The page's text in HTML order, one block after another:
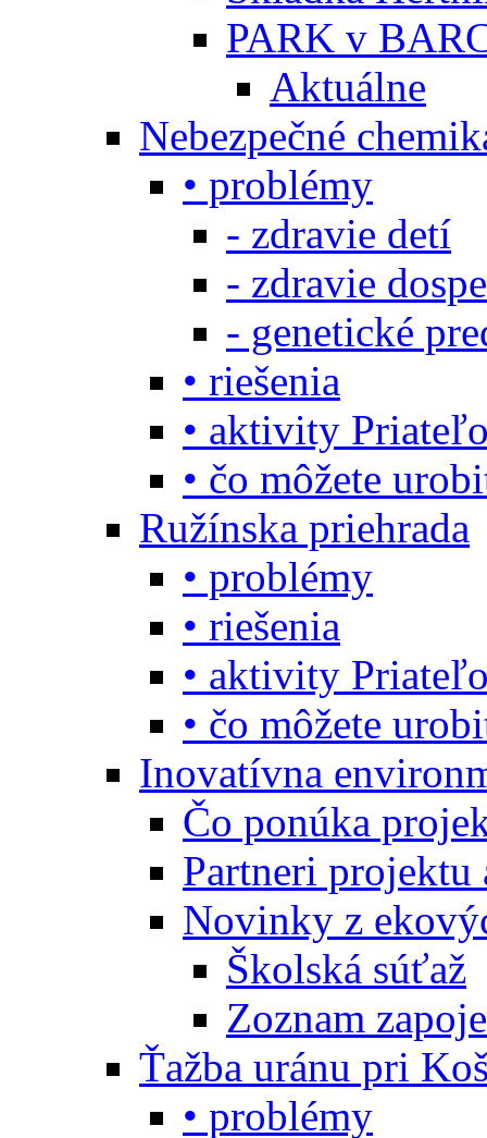
PARK v
Aktuálne
Nebezpečné
• problémy
- zdravie detí
- zdravie
- genetické
• riešenia
• aktivity
• čo môžete
Ružínska priehrada
• problémy
• riešenia
• aktivity
• čo môžete
Inovatívna
Čo ponúka
Partneri projektu
Novinky z
Školská súťaž
Zoznam
Ťažba uránu pri
• problémy